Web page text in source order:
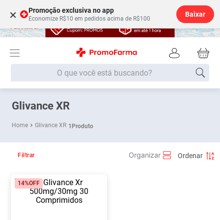
× Promoção exclusiva no app
Economize R$10 em pedidos acima de R$100
Baixar
O que você está buscando?
Glivance XR
Glivance XR 1Produto
Filtrar
14%OFF
Termos mais buscados
1 º Fralda
3º
5º Fralda G
Desodorante